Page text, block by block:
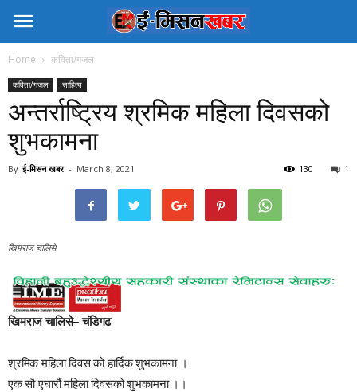
Home कविता/गजल
कविता/गजल साहित्य
अन्तर्राष्ट्रिय श्रमिक महिला दिवसको
शुभकामना
By ई-मिसन खबर - March 8, 2021 1
130
खिमराज चालिसे
खिमराज चालिसे– चंडिगढ
श्रमिक महिला दिवस को हार्दिक शुभकामना ।
एक सौ एघारौं महिला दिवसको शुभकामना ।।